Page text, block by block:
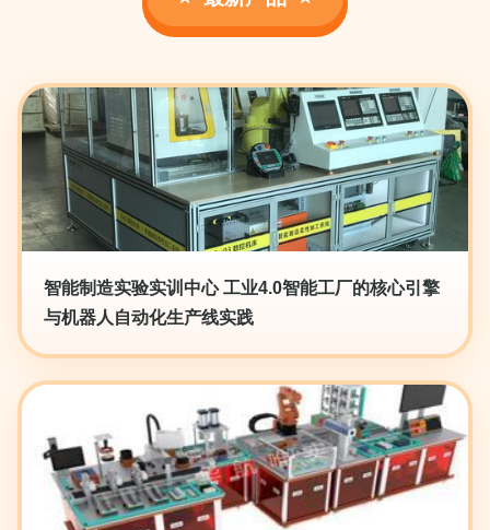
智能制造实验实训中心 工业4.0智能工厂的核心引擎
与机器人自动化生产线实践